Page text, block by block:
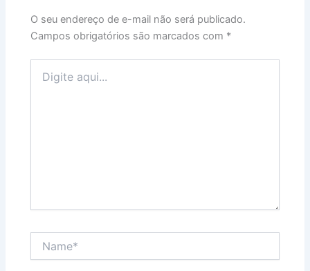
O seu endereço de e-mail não será publicado.
Campos obrigatórios são marcados com *
aqui...